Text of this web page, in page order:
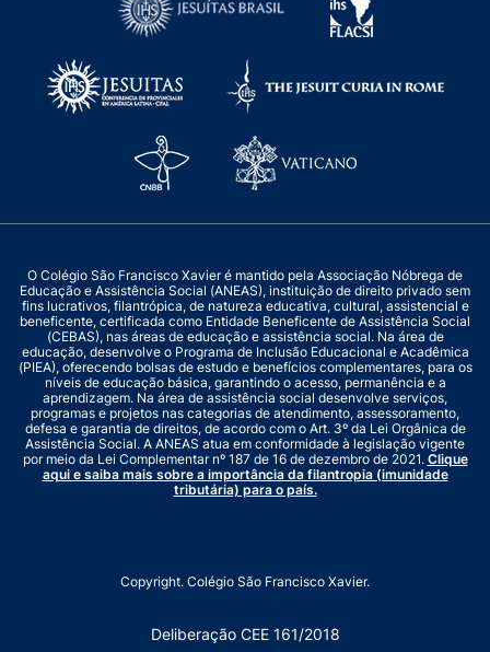
O Colégio São Francisco Xavier é mantido pela Associação Nóbrega de
Educação e Assistência Social (ANEAS), instituição de direito privado sem
fins lucrativos, filantrópica, de natureza educativa, cultural, assistencial e
beneficente, certificada como Entidade Beneficente de Assistência Social
(CEBAS), nas áreas de educação e assistência social. Na área de
educação, desenvolve o Programa de Inclusão Educacional e Acadêmica
(PIEA), oferecendo bolsas de estudo e benefícios complementares, para os
níveis de educação básica, garantindo o acesso, permanência e a
aprendizagem. Na área de assistência social desenvolve serviços,
programas e projetos nas categorias de atendimento, assessoramento,
defesa e garantia de direitos, de acordo com o Art. 3º da Lei Orgânica de
Assistência Social. A ANEAS atua em conformidade à legislação vigente
por meio da Lei Complementar nº 187 de 16 de dezembro de 2021. Clique
aqui e saiba mais sobre a importância da filantropia (imunidade
tributária) para o país.
Copyright. Colégio São Francisco Xavier.
Deliberação CEE 161/2018